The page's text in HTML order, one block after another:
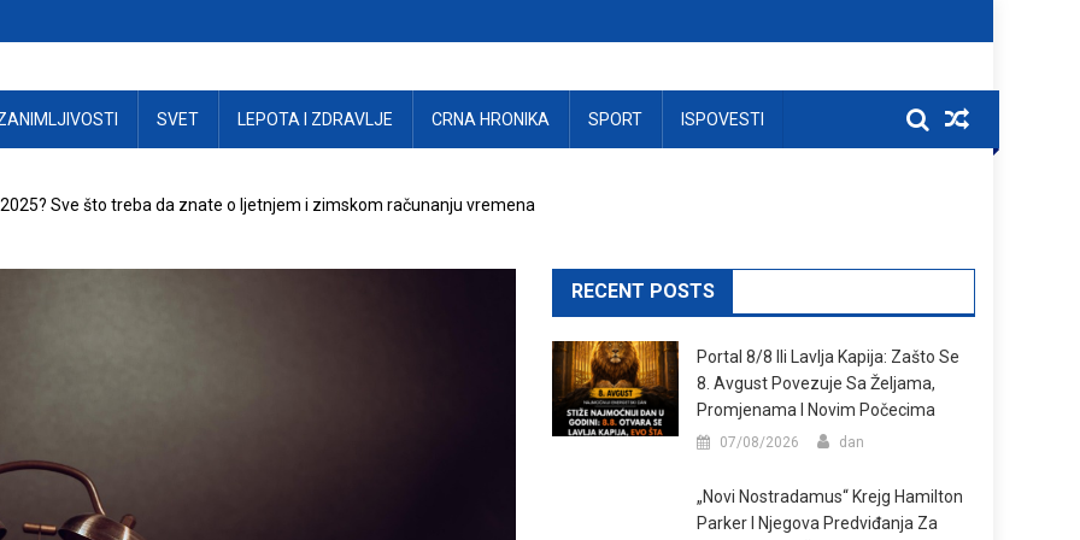
SVET LEPOTA I ZDRAVLJE CRNA HRONIKA SPORT ISPOVESTI
Sve što treba da znate o ljetnjem i zimskom računanju vremena
RECENT POSTS
Portal 8/8 Ili Lavlja Kapija: Zašto Se
8. Avgust Povezuje Sa Željama,
Promjenama I Novim Počecima
07/08/2026 dan
„Novi Nostradamus“ Krejg Hamilton
Parker I Njegova Predviđanja Za